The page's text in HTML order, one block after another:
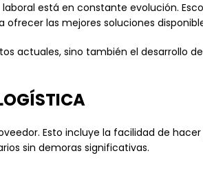
está en constante evolución.
las mejores soluciones
actuales, sino también el desarrollo
Esto incluye la facilidad de
sin demoras significativas.